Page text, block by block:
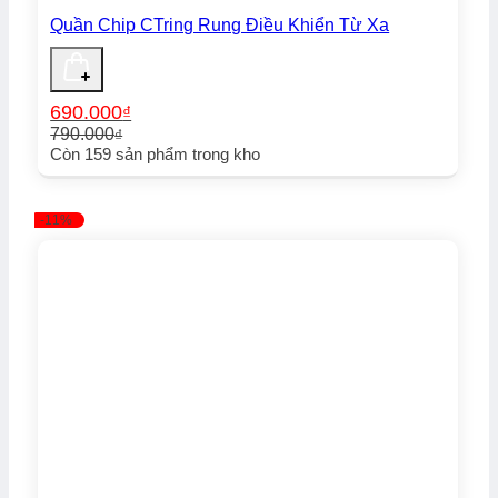
Quần Chip CTring Rung Điều Khiển Từ Xa
790.000₫
Giá
790.000₫.
690.000₫
Giá
là:
690.000₫.
Còn 159 sản phẩm trong kho
-11%